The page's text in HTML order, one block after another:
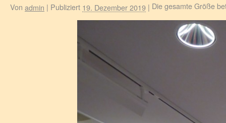
Von admin | Publiziert 19. Dezember 2019 | Die gesamte Größe